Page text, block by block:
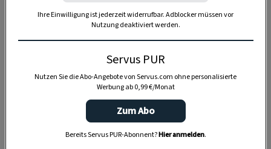
ServusTV: Von
Fetznschädln und
Schmotzgoggln in
„Heimatleuchten“
Mundart-Quiz:
Verstehen Sie den
Dialekt in
Berchtesgaden?
Ihre Einwilligung ist jederzeit widerrufbar. Adblocker müssen vor
Nutzung deaktiviert werden.
Servus PUR
Nutzen Sie die Abo-Angebote von Servus.com ohne personalisierte
Werbung ab 0,99 €/Monat
Zum Abo
Bereits Servus PUR-Abonnent?Hier anmelden.